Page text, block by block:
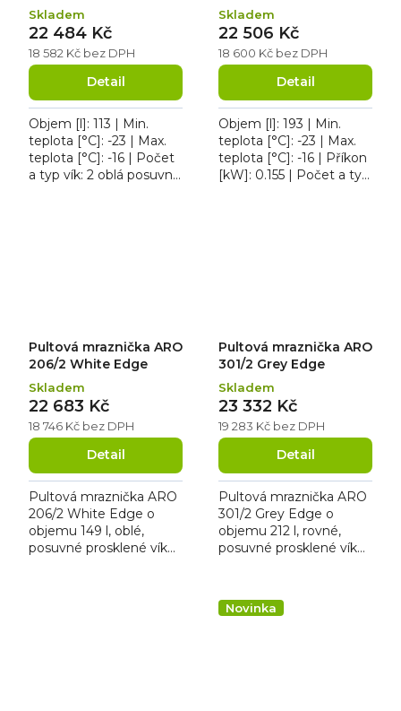
Skladem
18 582 Kč bez DPH
22 484 Kč
Detail
Objem [l]: 113 | Min.
teplota [°C]: -23 | Max.
teplota [°C]: -16 | Počet
a typ vík: 2 oblá posuvné
Skladem
18 600 Kč bez DPH
22 506 Kč
Detail
Objem [l]: 193 | Min.
teplota [°C]: -23 | Max.
teplota [°C]: -16 | Příkon
[kW]: 0.155 | Počet a typ
Pultová mraznička ARO
206/2 White Edge
Skladem
18 746 Kč bez DPH
22 683 Kč
Detail
Pultová mraznička ARO
206/2 White Edge o
objemu 149 l, oblé,
posuvné prosklené víko
Pultová mraznička ARO
301/2 Grey Edge
Skladem
19 283 Kč bez DPH
23 332 Kč
Detail
Pultová mraznička ARO
301/2 Grey Edge o
objemu 212 l, rovné,
posuvné prosklené víko
šedým rámem a kolečka
pro...
Novinka